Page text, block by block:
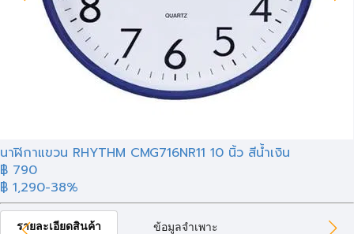
นาฬิกาแขวน RHYTHM CMG716NR11 10 นิ้ว สีน้ำเงิน
฿ 790
฿ 1,290-38%
รายละเอียดสินค้า ข้อมูลจำเพาะ